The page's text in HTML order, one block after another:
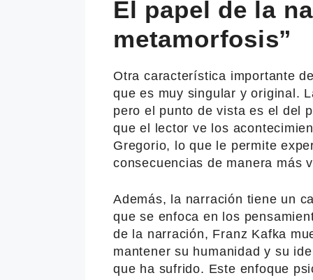
El papel de la
metamorfosis”
Otra característica importante
que es muy singular y original.
pero el punto de vista es el del
que el lector ve los
Gregorio, lo que le permite
consecuencias de manera más
Además, la narración tiene un
que se enfoca en los
de la narración, Franz Kafka
mantener su humanidad y su
que ha sufrido. Este enfoque